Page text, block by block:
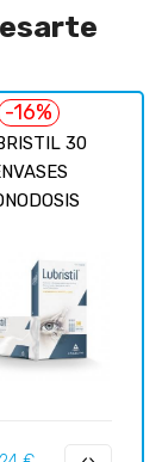
30
-16%